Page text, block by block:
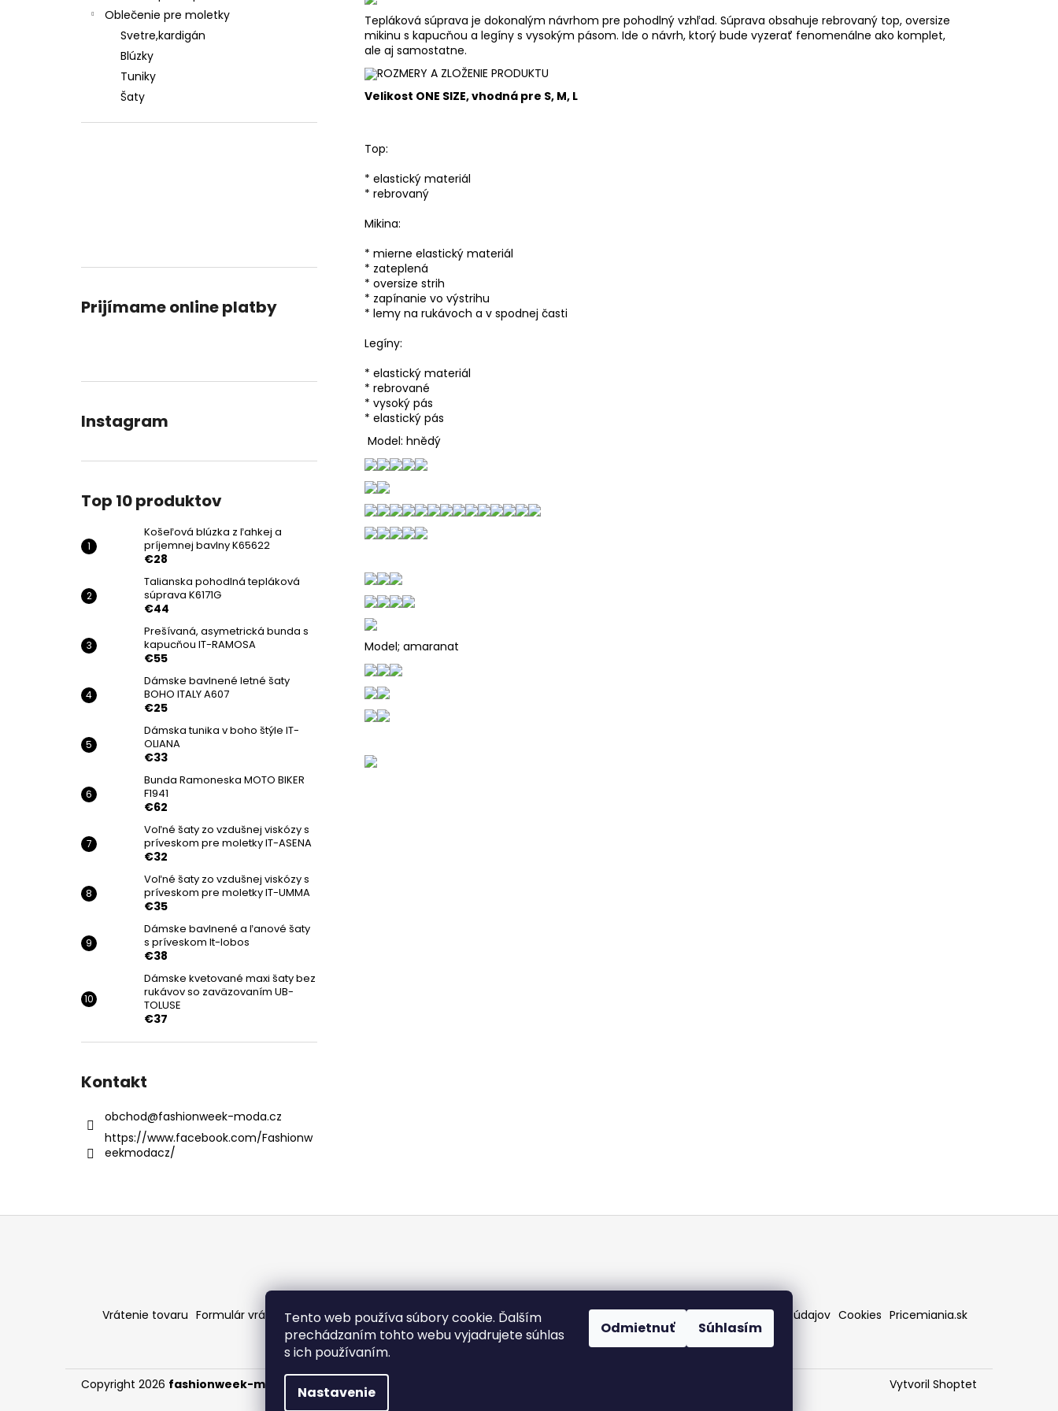
Tento web používa súbory cookie. Ďalším
prechádzaním tohto webu vyjadrujete súhlas
s ich používaním.
Nastavenie
Odmietnuť Súhlasím
Oblečenie pre moletky
Svetre,kardigán
Blúzky
Tuniky
Šaty
Prijímame online platby
Instagram
Top 10 produktov
Košeľová blúzka z ľahkej a
príjemnej bavlny K65622
€28
Talianska pohodlná tepláková
súprava K6171G
€44
Prešívaná, asymetrická bunda s
kapucňou IT-RAMOSA
€55
Dámske bavlnené letné šaty
BOHO ITALY A607
€25
Dámska tunika v boho štýle IT-
OLIANA
€33
Bunda Ramoneska MOTO BIKER
F1941
€62
Voľné šaty zo vzdušnej viskózy s
príveskom pre moletky IT-ASENA
€32
Voľné šaty zo vzdušnej viskózy s
príveskom pre moletky IT-UMMA
€35
Dámske bavlnené a ľanové šaty
s príveskom It-lobos
€38
Dámske kvetované maxi šaty bez
rukávov so zaväzovaním UB-
TOLUSE
€37
Kontakt
obchod@fashionweek-moda.cz
https://www.facebook.com/Fashionw
eekmodacz/
Tepláková súprava je dokonalým návrhom pre pohodlný vzhľad. Súprava obsahuje rebrovaný top, oversize
mikinu s kapucňou a legíny s vysokým pásom. Ide o návrh, ktorý bude vyzerať fenomenálne ako komplet,
ale aj samostatne.
ROZMERY A ZLOŽENIE PRODUKTU
Velikost ONE SIZE, vhodná pre S, M, L
Top:
* elastický materiál
* rebrovaný
Mikina:
* mierne elastický materiál
* zateplená
* oversize strih
* zapínanie vo výstrihu
* lemy na rukávoch a v spodnej časti
Legíny:
* elastický materiál
* rebrované
* vysoký pás
* elastický pás
Model: hnědý
Model; amaranat
Z
Vrátenie tovaru Formulár vrátenia - stiahni Doba dodania Obchodné podmienky Kontakty Podmienky ochrany osobných údajov Cookies Pricemiania.sk
Heureka.sk
Vytvoril Shoptet
Copyright 2026 fashionweek-moda.sk. Všetky práva vyhradené.